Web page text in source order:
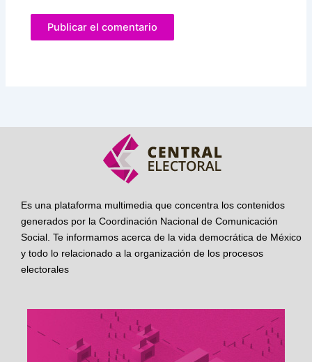
Es una plataforma multimedia que concentra los contenidos
generados por la Coordinación Nacional de Comunicación
Social. Te informamos acerca de la vida democrática de México
y todo lo relacionado a la organización de los procesos
electorales